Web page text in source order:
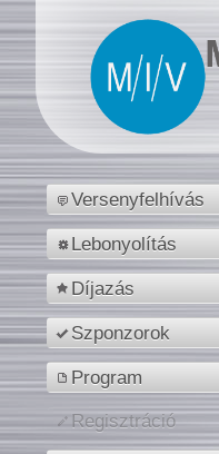
Versenyfelhívás
Lebonyolítás
Díjazás
Szponzorok
Program
Regisztráció